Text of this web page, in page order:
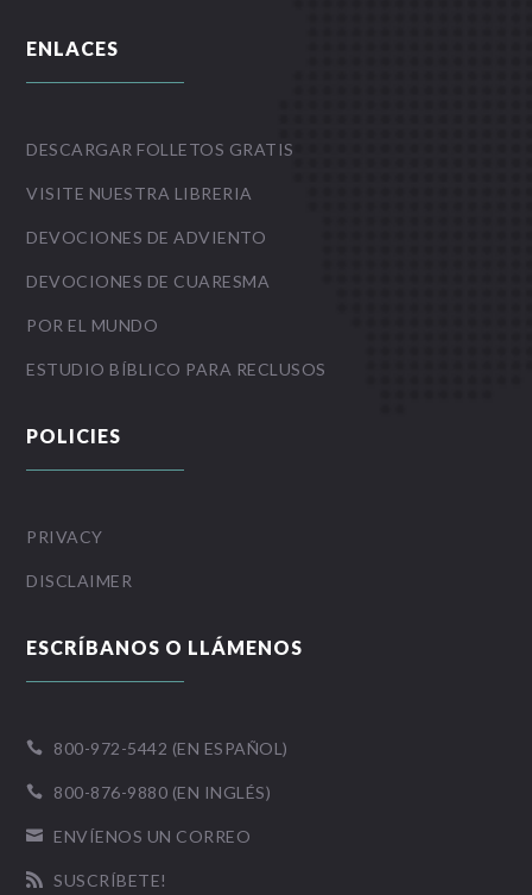
ENLACES
DESCARGAR FOLLETOS GRATIS
VISITE NUESTRA LIBRERIA
DEVOCIONES DE ADVIENTO
DEVOCIONES DE CUARESMA
POR EL MUNDO
ESTUDIO BÍBLICO PARA RECLUSOS
POLICIES
PRIVACY
DISCLAIMER
ESCRÍBANOS O LLÁMENOS
 800-972-5442 (EN ESPAÑOL)
 800-876-9880 (EN INGLÉS)
 ENVÍENOS UN CORREO
 SUSCRÍBETE!